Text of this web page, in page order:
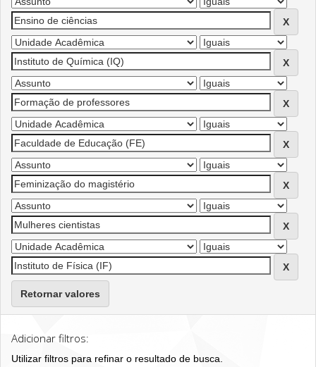
Retornar valores
Adicionar filtros:
Utilizar filtros para refinar o resultado de busca.